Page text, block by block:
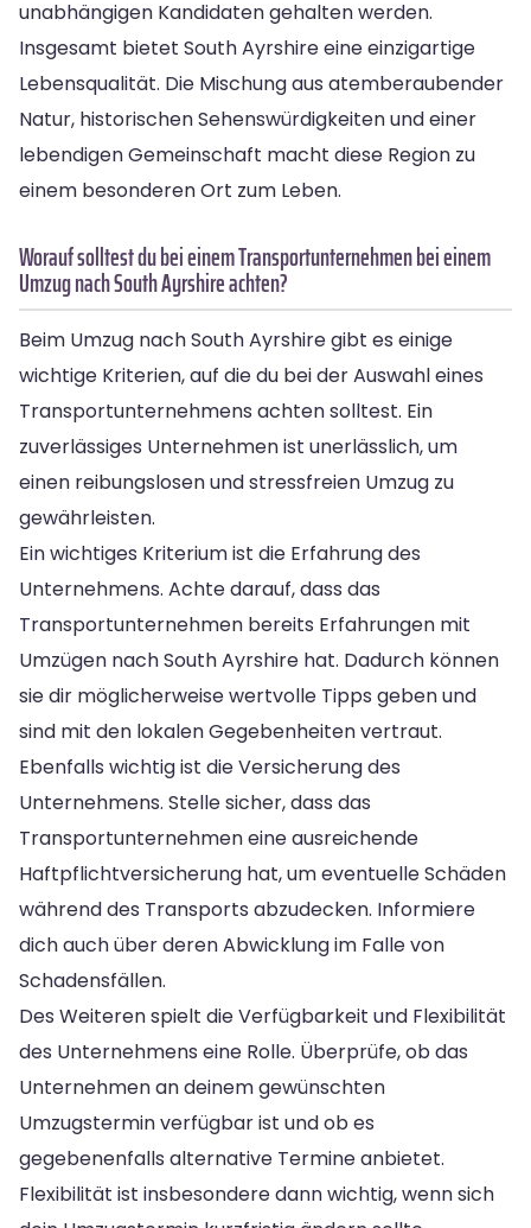
unabhängigen Kandidaten gehalten werden.
Insgesamt bietet South Ayrshire eine einzigartige
Lebensqualität. Die Mischung aus atemberaubender
Natur, historischen Sehenswürdigkeiten und einer
lebendigen Gemeinschaft macht diese Region zu
einem besonderen Ort zum Leben.
Worauf solltest du bei einem Transportunternehmen bei einem
Umzug nach South Ayrshire achten?
Beim Umzug nach South Ayrshire gibt es einige
wichtige Kriterien, auf die du bei der Auswahl eines
Transportunternehmens achten solltest. Ein
zuverlässiges Unternehmen ist unerlässlich, um
einen reibungslosen und stressfreien Umzug zu
gewährleisten.
Ein wichtiges Kriterium ist die Erfahrung des
Unternehmens. Achte darauf, dass das
Transportunternehmen bereits Erfahrungen mit
Umzügen nach South Ayrshire hat. Dadurch können
sie dir möglicherweise wertvolle Tipps geben und
sind mit den lokalen Gegebenheiten vertraut.
Ebenfalls wichtig ist die Versicherung des
Unternehmens. Stelle sicher, dass das
Transportunternehmen eine ausreichende
Haftpflichtversicherung hat, um eventuelle Schäden
während des Transports abzudecken. Informiere
dich auch über deren Abwicklung im Falle von
Schadensfällen.
Des Weiteren spielt die Verfügbarkeit und Flexibilität
des Unternehmens eine Rolle. Überprüfe, ob das
Unternehmen an deinem gewünschten
Umzugstermin verfügbar ist und ob es
gegebenenfalls alternative Termine anbietet.
Flexibilität ist insbesondere dann wichtig, wenn sich